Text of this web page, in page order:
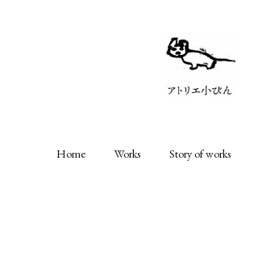
Home Works Story of works